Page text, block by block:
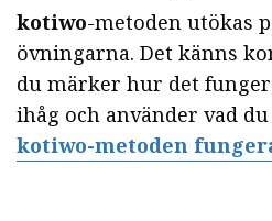
kotiwo-metoden utökas
övningarna. Det känns
du märker hur det
ihåg och använder vad
kotiwo-metoden